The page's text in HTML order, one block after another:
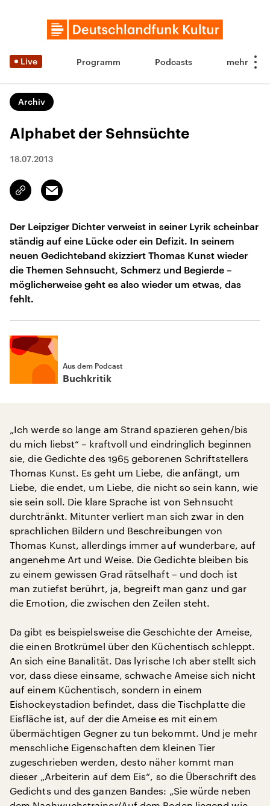
Live Programm Podcasts
Archiv
Alphabet der Sehnsüchte
18.07.2013
Link
kopieren/teilen
Email
Der Leipziger Dichter verweist in seiner Lyrik scheinbar
ständig auf eine Lücke oder ein Defizit. In seinem
neuen Gedichteband skizziert Thomas Kunst wieder
die Themen Sehnsucht, Schmerz und Begierde –
möglicherweise geht es also wieder um etwas, das
fehlt.
Aus dem Podcast
Buchkritik
„Ich werde so lange am Strand spazieren gehen/bis
du mich liebst“ – kraftvoll und eindringlich beginnen
sie, die Gedichte des 1965 geborenen Schriftstellers
Thomas Kunst. Es geht um Liebe, die anfängt, um
Liebe, die endet, um Liebe, die nicht so sein kann, wie
sie sein soll. Die klare Sprache ist von Sehnsucht
durchtränkt. Mitunter verliert man sich zwar in den
sprachlichen Bildern und Beschreibungen von
Thomas Kunst, allerdings immer auf wunderbare, auf
angenehme Art und Weise. Die Gedichte bleiben bis
zu einem gewissen Grad rätselhaft – und doch ist
man zutiefst berührt, ja, begreift man ganz und gar
die Emotion, die zwischen den Zeilen steht.
Da gibt es beispielsweise die Geschichte der Ameise,
die einen Brotkrümel über den Küchentisch schleppt.
An sich eine Banalität. Das lyrische Ich aber stellt sich
vor, dass diese einsame, schwache Ameise sich nicht
auf einem Küchentisch, sondern in einem
Eishockeystadion befindet, dass die Tischplatte die
Eisfläche ist, auf der die Ameise es mit einem
übermächtigen Gegner zu tun bekommt. Und je mehr
menschliche Eigenschaften dem kleinen Tier
zugeschrieben werden, desto näher kommt man
dieser „Arbeiterin auf dem Eis“, so die Überschrift des
Gedichts und des ganzen Bandes: „Sie würde neben